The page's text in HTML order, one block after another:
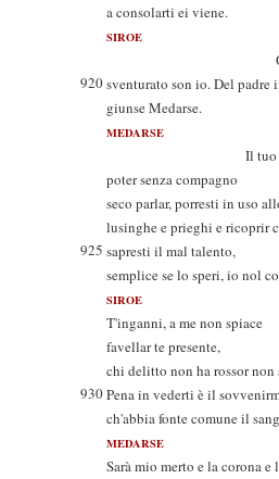
a consolarti ei viene.
SIROE
Or vedi
920sventurato son io. Del padre
giunse Medarse.
MEDARSE
Il tuo piacer
poter senza compagno
seco parlar, porresti in uso
lusinghe e prieghi e ricoprir
925 sapresti il mal talento,
semplice se lo speri, io nol
SIROE
T'inganni, a me non spiace
favellar te presente,
chi delitto non ha rossor non
930Pena in vederti è il
ch'abbia fonte comune il
MEDARSE
Sarà mio merto e la corona e